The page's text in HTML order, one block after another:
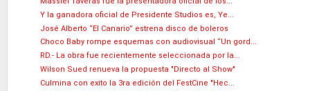
Y la ganadora oficial de Presidente Studios es, Ye...
José Alberto “El Canario” estrena disco de boleros
Choco Baby rompe esquemas con audiovisual “Un gord...
RD.- La obra fue recientemente seleccionada por la...
Wilson Sued renueva la propuesta "Directo al Show"
Culmina con exito la 3ra edición del FestCine "Hec...